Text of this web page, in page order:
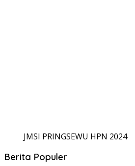
JMSI PRINGSEWU HPN 2024
Berita Populer